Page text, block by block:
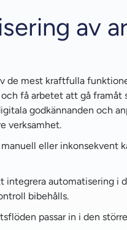
av
de mest kraftfulla
få arbetet att gå framåt
godkännanden och
verksamhet.
eller inkonsekvent
integrera automatisering i
bibehålls.
passar in i den